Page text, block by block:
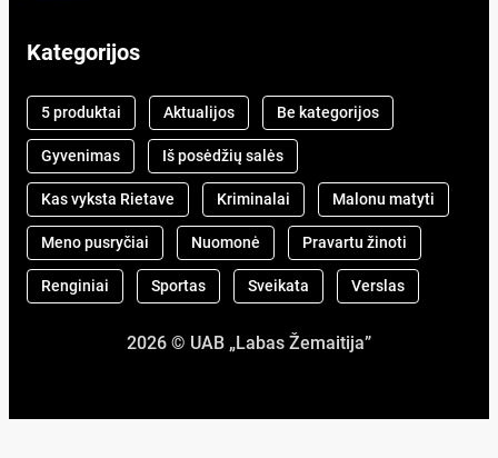
Kategorijos
5 produktai Aktualijos Be kategorijos
Gyvenimas Iš posėdžių salės
Kas vyksta Rietave Kriminalai Malonu matyti
Meno pusryčiai Nuomonė Pravartu žinoti
Renginiai Sportas Sveikata Verslas
2026 © UAB „Labas Žemaitija”